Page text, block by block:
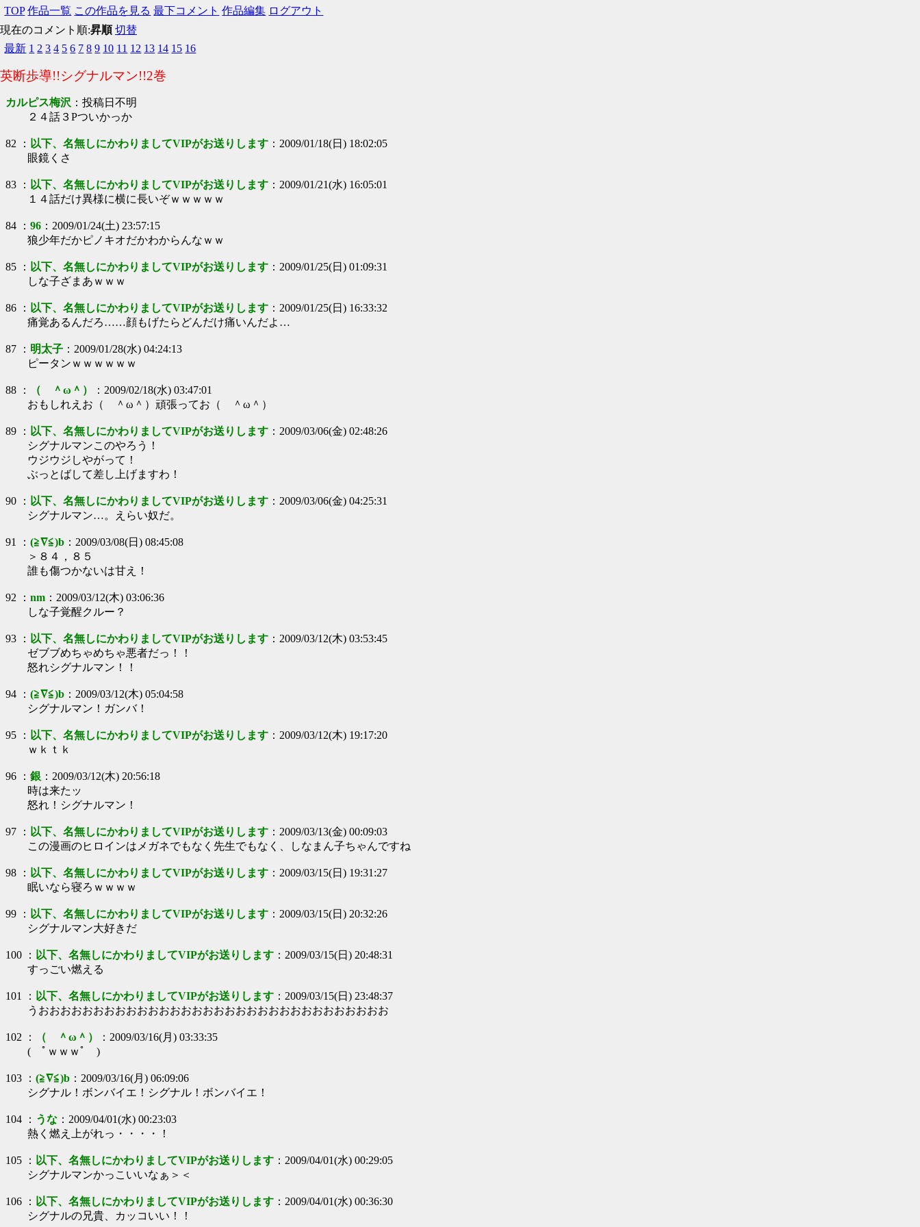
TOP 作品一覧 この作品を見る 最下コメント 作品編集 ログアウト
現在のコメント順:昇順 切替
最新 1 2 3 4 5 6 7 8 9 10 11 12 13 14 15 16
英断歩導!!シグナルマン!!2巻
カルピス梅沢 ： 投稿日不明
２４話３Pついかっか
82 ： 以下、名無しにかわりましてVIPがお送りします ： 2009/01/18(日) 18:02:05
眼鏡くさ
83 ： 以下、名無しにかわりましてVIPがお送りします ： 2009/01/21(水) 16:05:01
１４話だけ異様に横に長いぞｗｗｗｗｗ
84 ： 96 ： 2009/01/24(土) 23:57:15
狼少年だかピノキオだかわからんなｗｗ
85 ： 以下、名無しにかわりましてVIPがお送りします ： 2009/01/25(日) 01:09:31
しな子ざまあｗｗｗ
86 ： 以下、名無しにかわりましてVIPがお送りします ： 2009/01/25(日) 16:33:32
痛覚あるんだろ……顔もげたらどんだけ痛いんだよ…
87 ： 明太子 ： 2009/01/28(水) 04:24:13
ピータンｗｗｗｗｗｗ
88 ： （ ＾ω＾） ： 2009/02/18(水) 03:47:01
おもしれえお（ ＾ω＾）頑張ってお（ ＾ω＾）
89 ： 以下、名無しにかわりましてVIPがお送りします ： 2009/03/06(金) 02:48:26
シグナルマンこのやろう！
ウジウジしやがって！
ぶっとばして差し上げますわ！
90 ： 以下、名無しにかわりましてVIPがお送りします ： 2009/03/06(金) 04:25:31
シグナルマン…。えらい奴だ。
91 ： (≧∇≦)b ： 2009/03/08(日) 08:45:08
＞８４，８５
誰も傷つかないは甘え！
92 ： nm ： 2009/03/12(木) 03:06:36
しな子覚醒クルー？
93 ： 以下、名無しにかわりましてVIPがお送りします ： 2009/03/12(木) 03:53:45
ゼブブめちゃめちゃ悪者だっ！！
怒れシグナルマン！！
94 ： (≧∇≦)b ： 2009/03/12(木) 05:04:58
シグナルマン！ガンバ！
95 ： 以下、名無しにかわりましてVIPがお送りします ： 2009/03/12(木) 19:17:20
ｗｋｔｋ
96 ： 銀 ： 2009/03/12(木) 20:56:18
時は来たッ
怒れ！シグナルマン！
97 ： 以下、名無しにかわりましてVIPがお送りします ： 2009/03/13(金) 00:09:03
この漫画のヒロインはメガネでもなく先生でもなく、しなまん子ちゃんですね
98 ： 以下、名無しにかわりましてVIPがお送りします ： 2009/03/15(日) 19:31:27
眠いなら寝ろｗｗｗｗ
99 ： 以下、名無しにかわりましてVIPがお送りします ： 2009/03/15(日) 20:32:26
シグナルマン大好きだ
100 ： 以下、名無しにかわりましてVIPがお送りします ： 2009/03/15(日) 20:48:31
すっごい燃える
101 ： 以下、名無しにかわりましてVIPがお送りします ： 2009/03/15(日) 23:48:37
うおおおおおおおおおおおおおおおおおおおおおおおおおおおおおおおお
102 ： （ ＾ω＾） ： 2009/03/16(月) 03:33:35
( ﾟｗｗｗﾟ )
103 ： (≧∇≦)b ： 2009/03/16(月) 06:09:06
シグナル！ボンバイエ！シグナル！ボンバイエ！
104 ： うな ： 2009/04/01(水) 00:23:03
熱く燃え上がれっ・・・・！
105 ： 以下、名無しにかわりましてVIPがお送りします ： 2009/04/01(水) 00:29:05
シグナルマンかっこいいなぁ＞＜
106 ： 以下、名無しにかわりましてVIPがお送りします ： 2009/04/01(水) 00:36:30
シグナルの兄貴、カッコいい！！